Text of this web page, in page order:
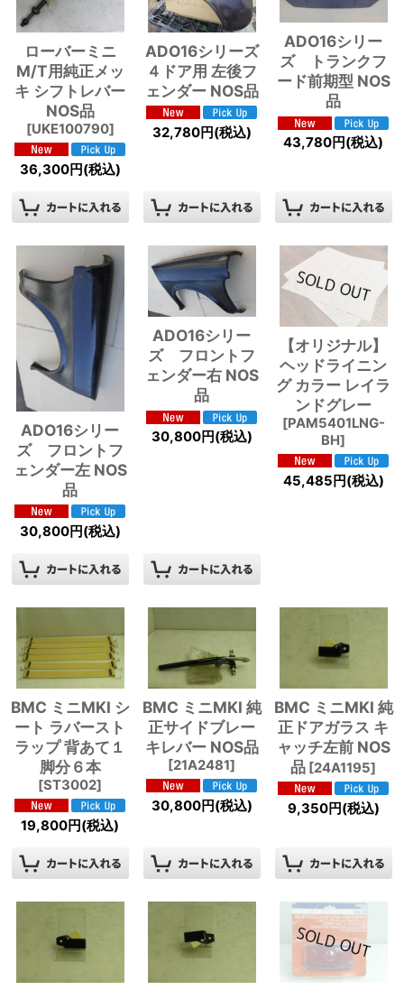
ローバーミニ
M/T用純正メッ
キ シフトレバー
NOS品
[UKE100790]
36,300円(税込)
ADO16シリーズ
４ドア用 左後フ
ェンダー NOS品
32,780円(税込)
ADO16シリー
ズ トランクフ
ード前期型 NOS
品
43,780円(税込)
ADO16シリー
ズ フロントフ
ェンダー左 NOS
品
30,800円(税込)
ADO16シリー
ズ フロントフ
ェンダー右 NOS
品
30,800円(税込)
【オリジナル】
ヘッドライニン
グ カラー レイラ
ンドグレー
[PAM5401LNG-
BH]
45,485 円(税込)
BMC ミニMKI シ
ート ラバースト
ラップ 背あて１
脚分６本
[ST3002]
19,800円(税込)
BMC ミニMKI 純
正サイドブレー
キレバー NOS品
[21A2481]
30,800円(税込)
BMC ミニMKI 純
正ドアガラス キ
ャッチ左前 NOS
品 [24A1195]
9,350円(税込)